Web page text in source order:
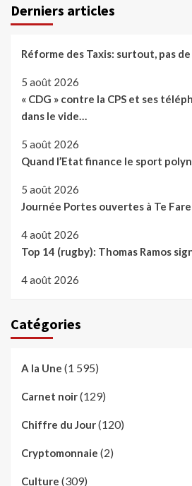
Derniers articles
Réforme des Taxis: surtout, pas
5 août 2026
« CDG » contre la CPS et ses
dans le vide…
5 août 2026
Quand l’Etat finance le sport
5 août 2026
Journée Portes ouvertes à Te
4 août 2026
Top 14 (rugby): Thomas Ramos
4 août 2026
Catégories
A la Une (1 595)
Carnet noir(129)
Chiffre du Jour(120)
Cryptomonnaie (2)
Culture (309)